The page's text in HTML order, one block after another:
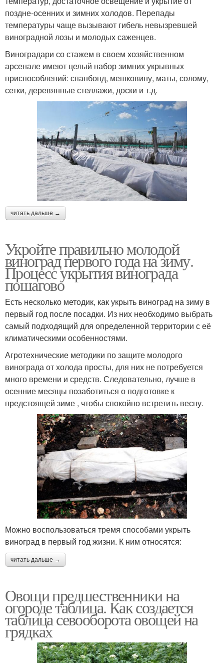
поздне-осенних и зимних холодов. Перепады
температуры чаще вызывают гибель невызревшей
виноградной лозы и молодых саженцев.
Виноградари со стажем в своем хозяйственном
арсенале имеют целый набор зимних укрывных
приспособлений: спанбонд, мешковину, маты, солому,
сетки, деревянные стеллажи, доски и т.д.
читать дальше →
Укройте правильно молодой
виноград первого года на зиму.
Процесс укрытия винограда
пошагово
Есть несколько методик, как укрыть виноград на зиму в
первый год после посадки. Из них необходимо выбрать
самый подходящий для определенной территории с её
климатическими особенностями.
Агротехнические методики по защите молодого
винограда от холода просты, для них не потребуется
много времени и средств. Следовательно, лучше в
осенние месяцы позаботиться о подготовке к
предстоящей зиме , чтобы спокойно встретить весну.
Можно воспользоваться тремя способами укрыть
виноград в первый год жизни. К ним относятся:
читать дальше →
Овощи предшественники на
огороде таблица. Как создается
таблица севооборота овощей на
грядках